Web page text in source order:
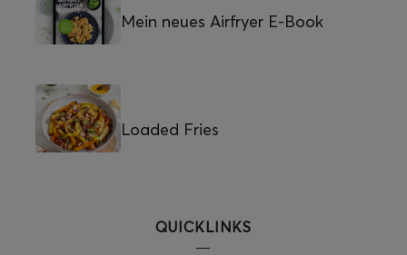
Mein neues Airfryer E-Book
Loaded Fries
QUICKLINKS